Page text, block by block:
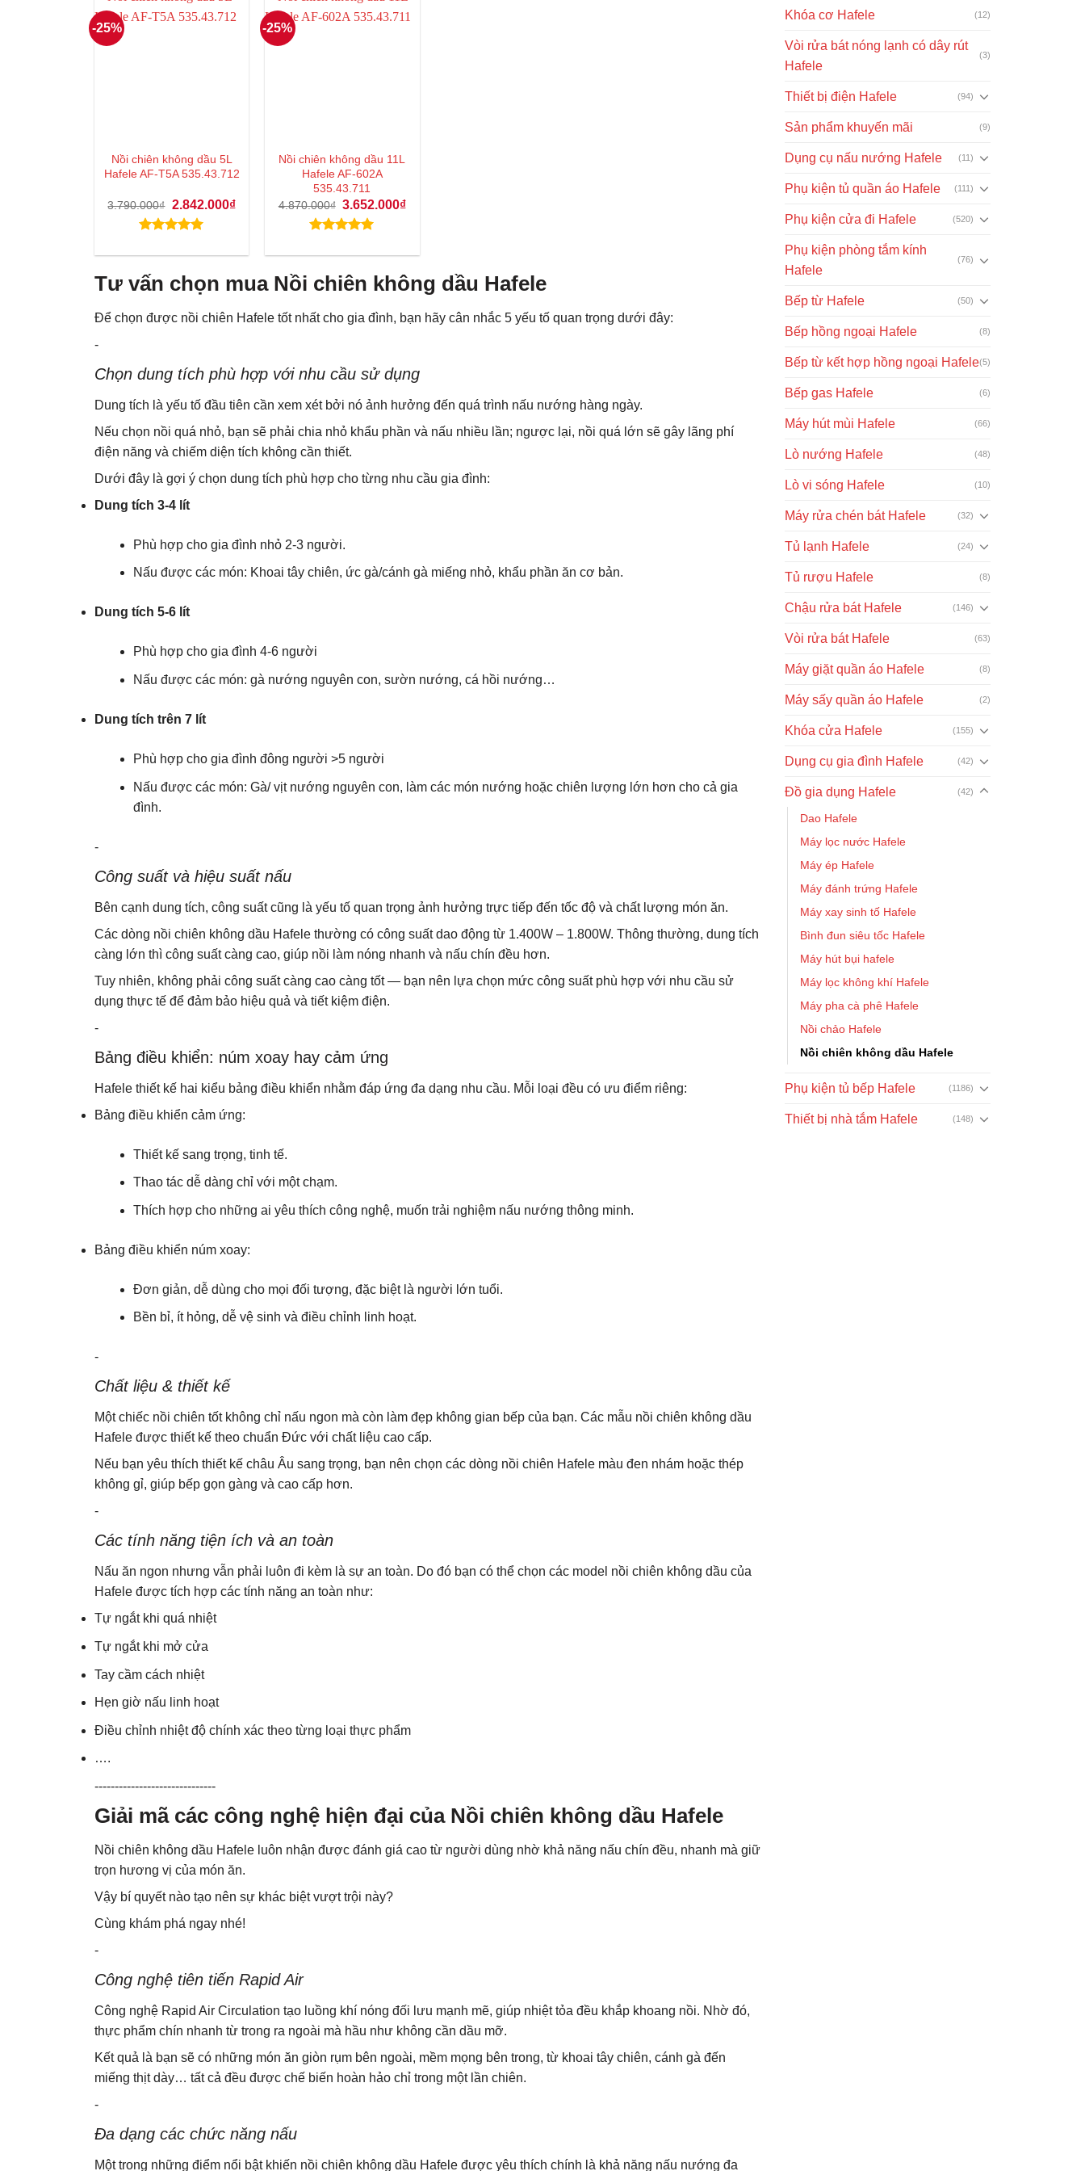
-25%
Nồi chiên không dầu 5L
Hafele AF-T5A 535.43.712
3.790.000₫ Giá
gốc
là:
2.842.000₫Giá
hạng5.00
-25%
Nồi chiên không dầu 11L
Hafele AF-602A
535.43.711
4.870.000₫ Giá
gốc
là:
3.652.000₫Giá
hạng5.00
Tư vấn chọn mua Nồi chiên không dầu Hafele
Để chọn được nồi chiên Hafele tốt nhất cho gia đình, bạn hãy cân nhắc 5 yếu tố quan trọng dưới đây:
-
Chọn dung tích phù hợp với nhu cầu sử dụng
Dung tích là yếu tố đầu tiên cần xem xét bởi nó ảnh hưởng đến quá trình nấu nướng hàng ngày.
Nếu chọn nồi quá nhỏ, bạn sẽ phải chia nhỏ khẩu phần và nấu nhiều lần; ngược lại, nồi quá lớn sẽ gây lãng phí
điện năng và chiếm diện tích không cần thiết.
Dưới đây là gợi ý chọn dung tích phù hợp cho từng nhu cầu gia đình:
Dung tích 3-4 lít
Phù hợp cho gia đình nhỏ 2-3 người.
Nấu được các món: Khoai tây chiên, ức gà/cánh gà miếng nhỏ, khẩu phần ăn cơ bản.
Dung tích 5-6 lít
Phù hợp cho gia đình 4-6 người
Nấu được các món: gà nướng nguyên con, sườn nướng, cá hồi nướng…
Dung tích trên 7 lít
Phù hợp cho gia đình đông người >5 người
Nấu được các món: Gà/ vịt nướng nguyên con, làm các món nướng hoặc chiên lượng lớn hơn cho cả gia
đình.
-
Công suất và hiệu suất nấu
Bên cạnh dung tích, công suất cũng là yếu tố quan trọng ảnh hưởng trực tiếp đến tốc độ và chất lượng món ăn.
Các dòng nồi chiên không dầu Hafele thường có công suất dao động từ 1.400W – 1.800W. Thông thường, dung tích
càng lớn thì công suất càng cao, giúp nồi làm nóng nhanh và nấu chín đều hơn.
Tuy nhiên, không phải công suất càng cao càng tốt — bạn nên lựa chọn mức công suất phù hợp với nhu cầu sử
dụng thực tế để đảm bảo hiệu quả và tiết kiệm điện.
-
Bảng điều khiển: núm xoay hay cảm ứng
Hafele thiết kế hai kiểu bảng điều khiển nhằm đáp ứng đa dạng nhu cầu. Mỗi loại đều có ưu điểm riêng:
Bảng điều khiển cảm ứng:
Thiết kế sang trọng, tinh tế.
Thao tác dễ dàng chỉ với một chạm.
Thích hợp cho những ai yêu thích công nghệ, muốn trải nghiệm nấu nướng thông minh.
Bảng điều khiển núm xoay:
Đơn giản, dễ dùng cho mọi đối tượng, đặc biệt là người lớn tuổi.
Bền bỉ, ít hỏng, dễ vệ sinh và điều chỉnh linh hoạt.
-
Chất liệu & thiết kế
Một chiếc nồi chiên tốt không chỉ nấu ngon mà còn làm đẹp không gian bếp của bạn. Các mẫu nồi chiên không dầu
Hafele được thiết kế theo chuẩn Đức với chất liệu cao cấp.
Nếu bạn yêu thích thiết kế châu Âu sang trọng, bạn nên chọn các dòng nồi chiên Hafele màu đen nhám hoặc thép
không gỉ, giúp bếp gọn gàng và cao cấp hơn.
-
Các tính năng tiện ích và an toàn
Nấu ăn ngon nhưng vẫn phải luôn đi kèm là sự an toàn. Do đó bạn có thể chọn các model nồi chiên không dầu của
Hafele được tích hợp các tính năng an toàn như:
Tự ngắt khi quá nhiệt
Tự ngắt khi mở cửa
Tay cầm cách nhiệt
Hẹn giờ nấu linh hoạt
Điều chỉnh nhiệt độ chính xác theo từng loại thực phẩm
….
------------------------------
Giải mã các công nghệ hiện đại của Nồi chiên không dầu Hafele
Nồi chiên không dầu Hafele luôn nhận được đánh giá cao từ người dùng nhờ khả năng nấu chín đều, nhanh mà giữ
trọn hương vị của món ăn.
Vậy bí quyết nào tạo nên sự khác biệt vượt trội này?
Cùng khám phá ngay nhé!
-
Công nghệ tiên tiến Rapid Air
Công nghệ Rapid Air Circulation tạo luồng khí nóng đối lưu mạnh mẽ, giúp nhiệt tỏa đều khắp khoang nồi. Nhờ đó,
thực phẩm chín nhanh từ trong ra ngoài mà hầu như không cần dầu mỡ.
Kết quả là bạn sẽ có những món ăn giòn rụm bên ngoài, mềm mọng bên trong, từ khoai tây chiên, cánh gà đến
miếng thịt dày… tất cả đều được chế biến hoàn hảo chỉ trong một lần chiên.
-
Đa dạng các chức năng nấu
Một trong những điểm nổi bật khiến nồi chiên không dầu Hafele được yêu thích chính là khả năng nấu nướng đa
Khóa cơ Hafele (12)
Vòi rửa bát nóng lạnh có dây rút
Hafele
(3)
Thiết bị điện Hafele (94)
Sản phẩm khuyến mãi (9)
Dụng cụ nấu nướng Hafele (11)
Phụ kiện tủ quần áo Hafele (111)
Phụ kiện cửa đi Hafele (520)
Phụ kiện phòng tắm kính
Hafele
(76)
Bếp từ Hafele (50)
Bếp hồng ngoại Hafele (8)
Bếp từ kết hợp hồng ngoại Hafele(5)
Bếp gas Hafele (6)
Máy hút mùi Hafele (66)
Lò nướng Hafele (48)
Lò vi sóng Hafele (10)
Máy rửa chén bát Hafele (32)
Tủ lạnh Hafele (24)
Tủ rượu Hafele (8)
Chậu rửa bát Hafele (146)
Vòi rửa bát Hafele (63)
Máy giặt quần áo Hafele (8)
Máy sấy quần áo Hafele (2)
Khóa cửa Hafele (155)
Dụng cụ gia đình Hafele (42)
Đồ gia dụng Hafele (42)
Dao Hafele
Máy lọc nước Hafele
Máy ép Hafele
Máy đánh trứng Hafele
Máy xay sinh tố Hafele
Bình đun siêu tốc Hafele
Máy hút bụi hafele
Máy lọc không khí Hafele
Máy pha cà phê Hafele
Nồi chảo Hafele
Nồi chiên không dầu Hafele
Phụ kiện tủ bếp Hafele (1186)
Thiết bị nhà tắm Hafele (148)